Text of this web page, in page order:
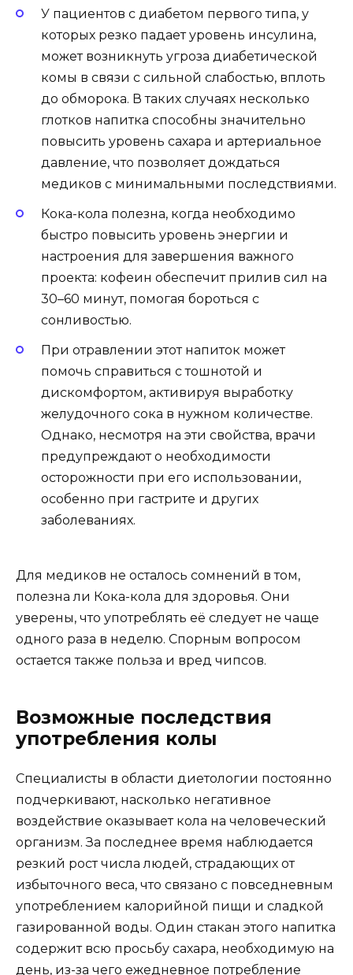
У пациентов с диабетом первого типа, у
которых резко падает уровень инсулина,
может возникнуть угроза диабетической
комы в связи с сильной слабостью, вплоть
до обморока. В таких случаях несколько
глотков напитка способны значительно
повысить уровень сахара и артериальное
давление, что позволяет дождаться
медиков с минимальными последствиями.
Кока-кола полезна, когда необходимо
быстро повысить уровень энергии и
настроения для завершения важного
проекта: кофеин обеспечит прилив сил на
30–60 минут, помогая бороться с
сонливостью.
При отравлении этот напиток может
помочь справиться с тошнотой и
дискомфортом, активируя выработку
желудочного сока в нужном количестве.
Однако, несмотря на эти свойства, врачи
предупреждают о необходимости
осторожности при его использовании,
особенно при гастрите и других
заболеваниях.
Для медиков не осталось сомнений в том,
полезна ли Кока-кола для здоровья. Они
уверены, что употреблять её следует не чаще
одного раза в неделю. Спорным вопросом
остается также польза и вред чипсов.
Возможные последствия
употребления колы
Специалисты в области диетологии постоянно
подчеркивают, насколько негативное
воздействие оказывает кола на человеческий
организм. За последнее время наблюдается
резкий рост числа людей, страдающих от
избыточного веса, что связано с повседневным
употреблением калорийной пищи и сладкой
газированной воды. Один стакан этого напитка
содержит всю просьбу сахара, необходимую на
день, из-за чего ежедневное потребление